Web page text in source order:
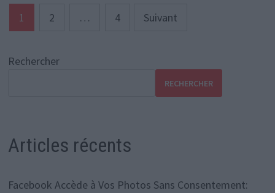
Pagination
des
publications
1 2 … 4 Suivant
Rechercher
RECHERCHER
Articles récents
Facebook Accède à Vos Photos Sans Consentement: